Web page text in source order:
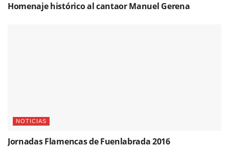
Homenaje histórico al cantaor Manuel Gerena
NOTICIAS
Jornadas Flamencas de Fuenlabrada 2016